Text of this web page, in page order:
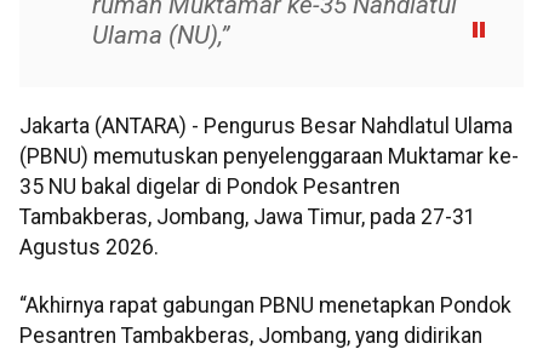
Ulama (NU),”
Jakarta (ANTARA) - Pengurus Besar Nahdlatul Ulama
(PBNU) memutuskan penyelenggaraan Muktamar ke-
35 NU bakal digelar di Pondok Pesantren
Tambakberas, Jombang, Jawa Timur, pada 27-31
Agustus 2026.
“Akhirnya rapat gabungan PBNU menetapkan Pondok
Pesantren Tambakberas, Jombang, yang didirikan